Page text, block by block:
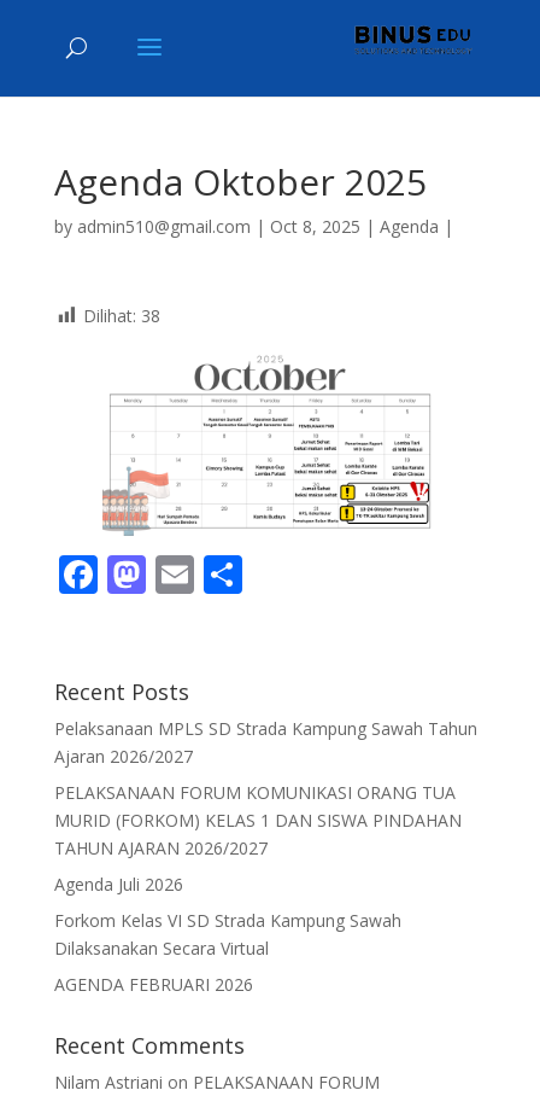
Agenda Oktober 2025
by admin510@gmail.com | Oct 8, 2025 | Agenda |
Dilihat: 38
F
b
o
o
k
M
d
o
n
E S
Recent Posts
Pelaksanaan MPLS SD Strada Kampung Sawah Tahun
Ajaran 2026/2027
PELAKSANAAN FORUM KOMUNIKASI ORANG TUA
MURID (FORKOM) KELAS 1 DAN SISWA PINDAHAN
TAHUN AJARAN 2026/2027
Agenda Juli 2026
Forkom Kelas VI SD Strada Kampung Sawah
Dilaksanakan Secara Virtual
AGENDA FEBRUARI 2026
Recent Comments
Nilam Astriani on PELAKSANAAN FORUM